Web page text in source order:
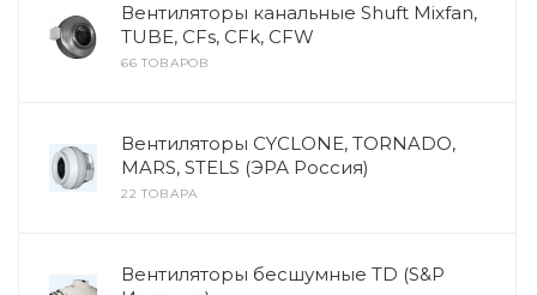
Вентиляторы канальные Shuft Mixfan,
TUBE, CFs, CFk, CFW
66 ТОВАРОВ
Вентиляторы CYCLONE, TORNADO,
MARS, STELS (ЭРА Россия)
22 ТОВАРА
Вентиляторы бесшумные TD (S&P